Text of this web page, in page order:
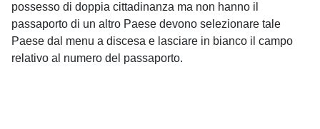
possesso di doppia cittadinanza ma non hanno il
passaporto di un altro Paese devono selezionare tale
Paese dal menu a discesa e lasciare in bianco il campo
relativo al numero del passaporto.